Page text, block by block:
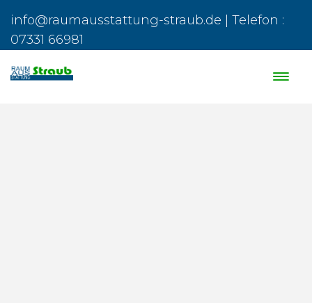
info@raumausstattung-straub.de | Telefon :
07331 66981